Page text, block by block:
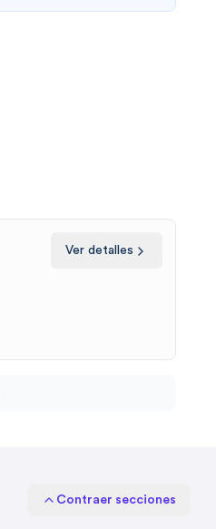
Ver detalles
Contraer secciones